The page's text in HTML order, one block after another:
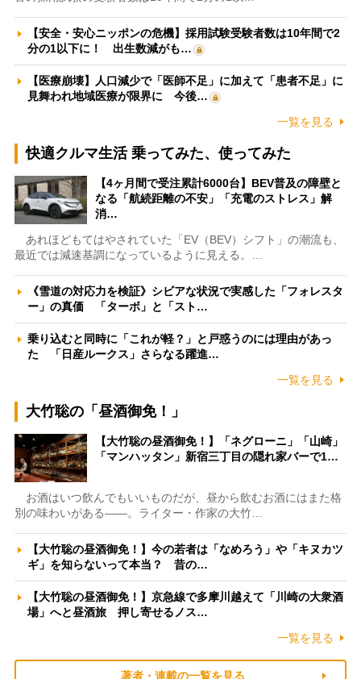
【安全・安心ニッポンの危機】採用試験受験者数は10年間で2
分の1以下に！ 出生数減がも…
【医療崩壊】人口減少で「医師不足」に加えて「患者不足」に
見舞われ地域医療が限界に 今後…
一覧を見る
快適クルマ生活 乗ってみた、使ってみた
【4ヶ月間で受注累計6000台】BEV普及の障壁と
なる「航続距離の不安」「充電のストレス」解
消…
あれほどもてはやされていた「EV（BEV）シフト」の潮流も、
最近では減速基調になっているように見える。…
《雪道の対応力を検証》シビアな状況で実感した「フォレスタ
ー」の真価 「ターボ」と「スト…
乗り込むと同時に「これが軽？」と戸惑うのには理由があっ
た 「日産ルークス」さらなる躍進…
一覧を見る
大竹聡の「昼酒御免！」
【大竹聡の昼酒御免！】「ネグローニ」「山崎」
「マンハッタン」新宿三丁目の隠れ家バーで1…
お酒はいつ飲んでもいいものだが、昼から飲むお酒にはまた格
別の味わいがある――。ライター・作家の大竹…
【大竹聡の昼酒御免！】今の若者は「なめろう」や「キヌカツ
ギ」を知らないって本当？ 昔の…
【大竹聡の昼酒御免！】京急線で多摩川越えて「川崎の大衆酒
場」へと昼酒旅 押し寄せるノス…
一覧を見る
著者・連載の一覧を見る